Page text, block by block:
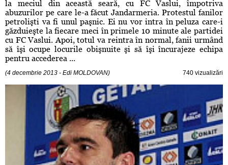
la meciul din această seară, cu FC Vaslui, împotriva
abuzurilor pe care le-a făcut Jandarmeria. Protestul fanilor
petrolişti va fi unul paşnic. Ei nu vor intra în peluza care-i
găzduieşte la fiecare meci în primele 10 minute ale partidei
cu FC Vaslui. Apoi, totul va reintra în normal, fanii urmând
să îşi ocupe locurile obişnuite şi să îşi încurajeze echipa
pentru accederea ...
(4 decembrie 2013 - Edi MOLDOVAN) 740 vizualizări